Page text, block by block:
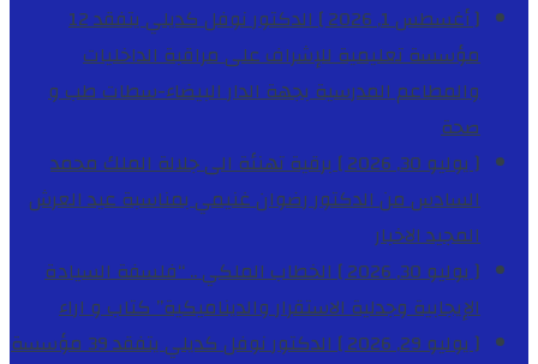
[ أغسطس 1, 2026 ]
الدكتور نوفل كديلي يتفقد 12
مؤسسة تعليمية للإشراف على مراقبة الداخليات
والمطاعم المدرسية بجهة الدار البيضاء-سطاتطب و
صحة
[ يوليو 30, 2026 ]
برقية تهنئة الى جلالة الملك محمد
السادس من الدكتور رضوان غنيمي بمناسبة عيد العرش
المجيدالاخبار
[ يوليو 30, 2026 ]
الخطاب الملكي .. “فلسفة السيادة
الإيجابية وجدلية الاستقرار والديناميكية”كتاب و اراء
[ يوليو 29, 2026 ]
الدكتور نوفل كديلي يتفقد 39 مؤسسة